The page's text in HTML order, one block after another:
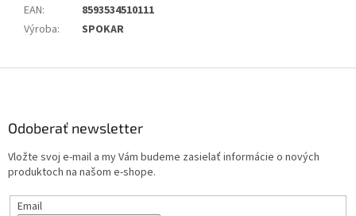
EAN:
8593534510111
Výroba: SPOKAR
Odoberať newsletter
Vložte svoj e-mail a my Vám budeme zasielať informácie o nových
produktoch na našom e-shope.
Email